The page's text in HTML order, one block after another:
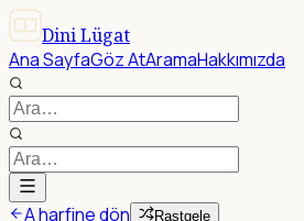
Dini Lügat
Ana SayfaGöz AtAramaHakkımızda
A harfine dön Rastgele